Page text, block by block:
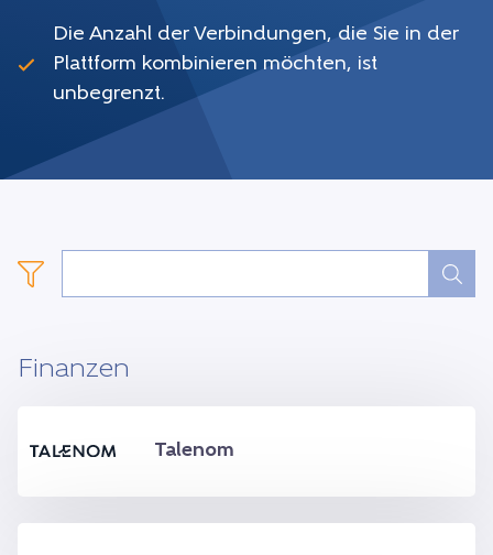
Die Anzahl der Verbindungen, die Sie in der
Plattform kombinieren möchten, ist
unbegrenzt.
Finanzen
Talenom